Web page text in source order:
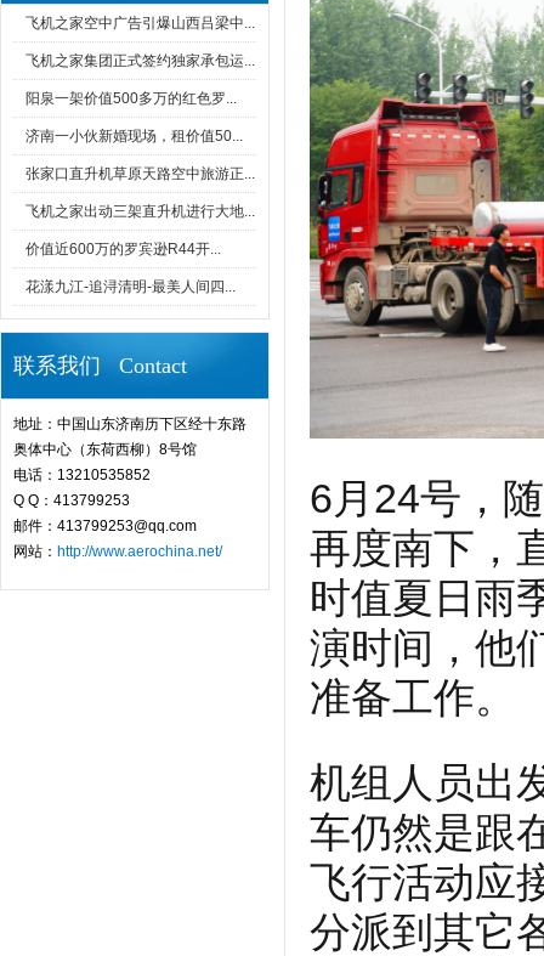
飞机之家空中广告引爆山西吕梁中...
飞机之家集团正式签约独家承包运...
阳泉一架价值500多万的红色罗...
济南一小伙新婚现场，租价值50...
张家口直升机草原天路空中旅游正...
飞机之家出动三架直升机进行大地...
价值近600万的罗宾逊R44开...
花漾九江-追浔清明-最美人间四...
联系我们 Contact
地址：中国山东济南历下区经十东路
奥体中心（东荷西柳）8号馆
电话：13210535852
Q Q：413799253
邮件：413799253@qq.com
网站： http://www.aerochina.net/
6月24号，
再度南下，
时值夏日雨
演时间，他
准备工作。
机组人员出
车仍然是跟
飞行活动应
分派到其它